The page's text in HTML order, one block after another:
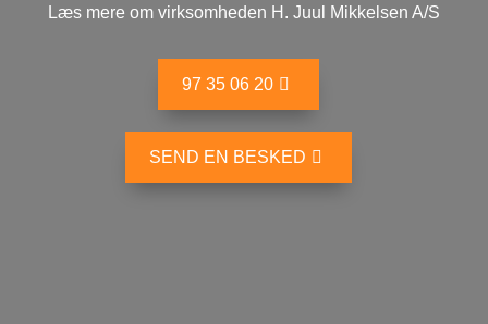
Læs mere om virksomheden H. Juul Mikkelsen A/S
97 35 06 20
SEND EN BESKED